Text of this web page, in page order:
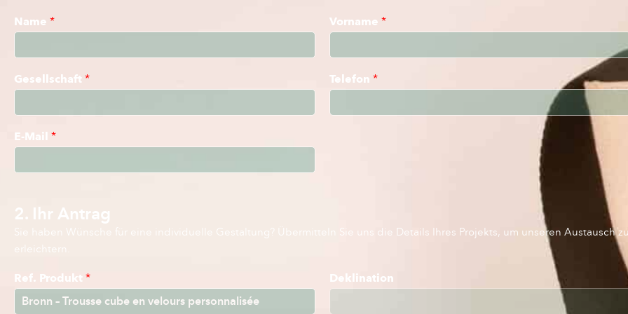
Name * Vorname *
Gesellschaft *
E-Mail *
Telefon *
2. Ihr Antrag
Sie haben Wünsche für eine individuelle Gestaltung? Übermitteln Sie uns die Details Ihres Projekts, um unseren Austausch
erleichtern.
Ref. Produkt * Deklination